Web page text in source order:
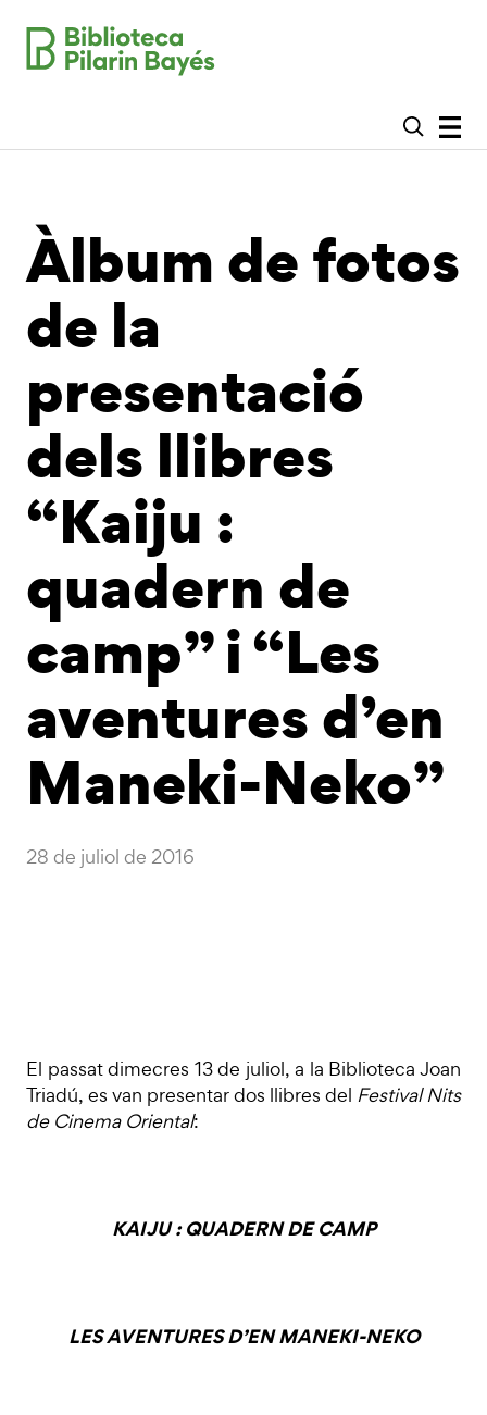
Àlbum de fotos
de la
presentació
dels llibres
“Kaiju :
quadern de
camp” i “Les
aventures d’en
Maneki-Neko”
28 de juliol de 2016
El passat dimecres 13 de juliol, a la Biblioteca Joan
Triadú, es van presentar dos llibres del Festival Nits
de Cinema Oriental:
KAIJU : QUADERN DE CAMP
LES AVENTURES D’EN MANEKI-NEKO